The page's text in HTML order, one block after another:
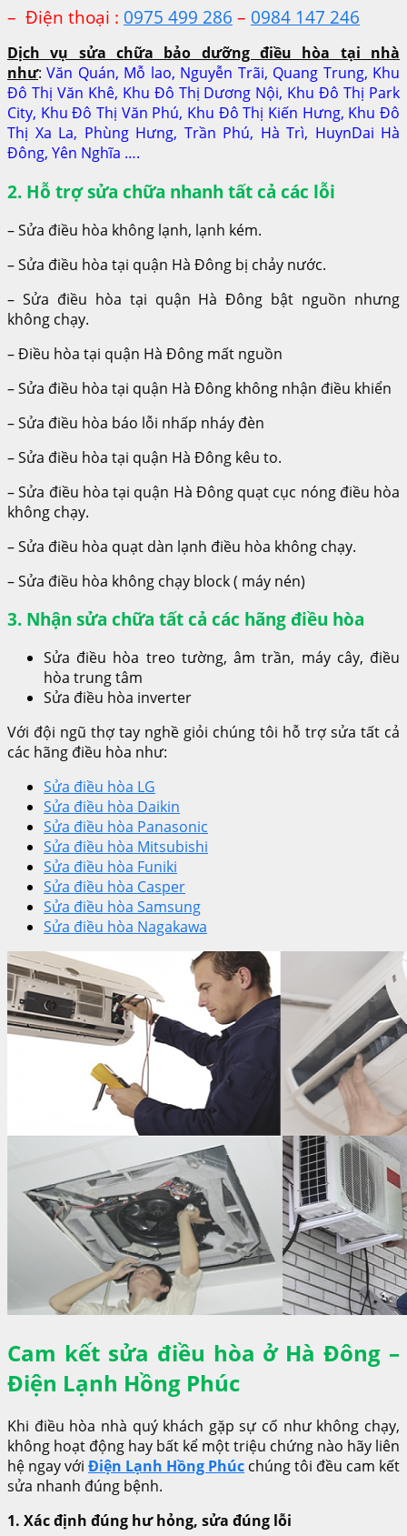
– Điện thoại : 0975 499 286 – 0984 147 246
Dịch vụ sửa chữa bảo dưỡng điều hòa tại nhà
như:Văn Quán, Mỗ lao, Nguyễn Trãi, Quang Trung, Khu
Đô Thị Văn Khê, Khu Đô Thị Dương Nội, Khu Đô Thị Park
City, Khu Đô Thị Văn Phú, Khu Đô Thị Kiến Hưng, Khu Đô
Thị Xa La, Phùng Hưng, Trần Phú, Hà Trì, HuynDai Hà
Đông, Yên Nghĩa ….
2. Hỗ trợ sửa chữa nhanh tất cả các lỗi
– Sửa điều hòa không lạnh, lạnh kém.
– Sửa điều hòa tại quận Hà Đông bị chảy nước.
– Sửa điều hòa tại quận Hà Đông bật nguồn nhưng
không chạy.
– Điều hòa tại quận Hà Đông mất nguồn
– Sửa điều hòa tại quận Hà Đông không nhận điều khiển
– Sửa điều hòa báo lỗi nhấp nháy đèn
– Sửa điều hòa tại quận Hà Đông kêu to.
– Sửa điều hòa tại quận Hà Đông quạt cục nóng điều hòa
không chạy.
– Sửa điều hòa quạt dàn lạnh điều hòa không chạy.
– Sửa điều hòa không chạy block ( máy nén)
3. Nhận sửa chữa tất cả các hãng điều hòa
Sửa điều hòa treo tường, âm trần, máy cây, điều
hòa trung tâm
Sửa điều hòa inverter
Với đội ngũ thợ tay nghề giỏi chúng tôi hỗ trợ sửa tất cả
các hãng điều hòa như:
Sửa điều hòa LG
Sửa điều hòa Daikin
Sửa điều hòa Panasonic
Sửa điều hòa Mitsubishi
Sửa điều hòa Funiki
Sửa điều hòa Casper
Sửa điều hòa Samsung
Sửa điều hòa Nagakawa
Cam kết sửa điều hòa ở Hà Đông –
Điện Lạnh Hồng Phúc
Khi điều hòa nhà quý khách gặp sự cố như không chạy,
không hoạt động hay bất kể một triệu chứng nào hãy liên
hệ ngay với Điện Lạnh Hồng Phúc chúng tôi đều cam kết
sửa nhanh đúng bệnh.
1. Xác định đúng hư hỏng, sửa đúng lỗi